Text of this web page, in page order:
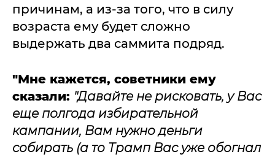
причинам, а из-за того, что в силу
возраста ему будет сложно
выдержать два саммита подряд.
"Мне кажется, советники ему
сказали: "Давайте не рисковать, у Вас
еще полгода избирательной
кампании, Вам нужно деньги
собирать (а то Трамп Вас уже обогнал